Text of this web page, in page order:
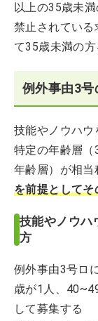
以上の35歳未
禁止されている
て35歳未満の
例外事由3号
技能やノウハウ
特定の年齢層
年齢層）が相当
を前提として
技能やノウハ
方
例外事由3号ロ
歳が1人、
して募集する